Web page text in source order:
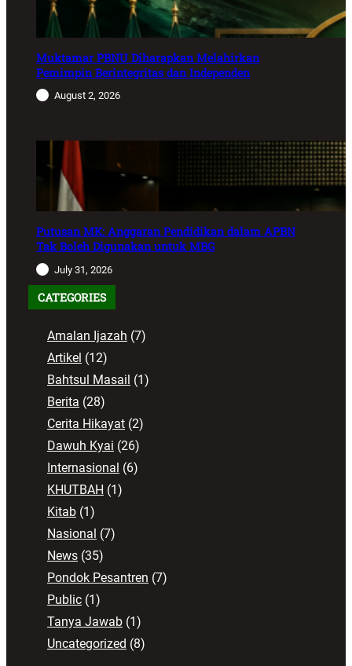
Muktamar PBNU Diharapkan Melahirkan
Pemimpin Berintegritas dan Independen
August 2, 2026
Putusan MK: Anggaran Pendidikan dalam APBN
Tak Boleh Digunakan untuk MBG
July 31, 2026
CATEGORIES
Amalan Ijazah (7)
Artikel (12)
Bahtsul Masail (1)
Berita (28)
Cerita Hikayat (2)
Dawuh Kyai (26)
Internasional (6)
KHUTBAH (1)
Kitab (1)
Nasional (7)
News (35)
Pondok Pesantren (7)
Public (1)
Tanya Jawab (1)
Uncategorized (8)